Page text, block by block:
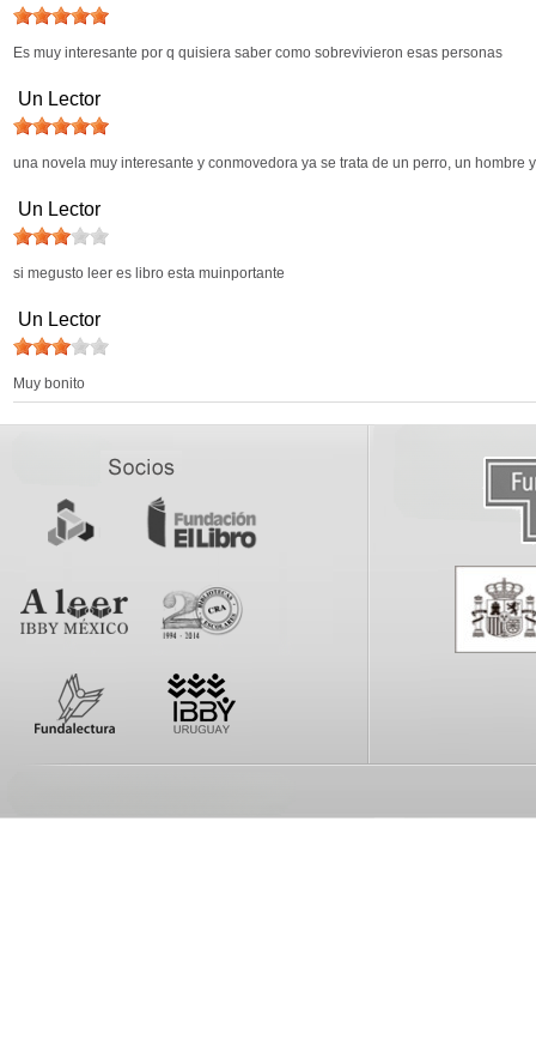
Es muy interesante por q quisiera saber como sobrevivieron esas personas
Un Lector
una novela muy interesante y conmovedora ya se trata de un perro, un hombre
Un Lector
si megusto leer es libro esta muinportante
Un Lector
Muy bonito